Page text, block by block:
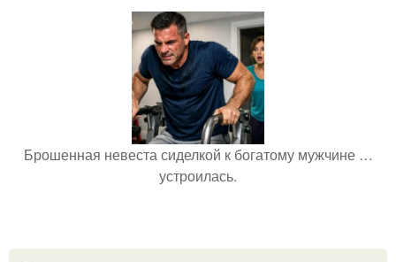
Брошенная невеста сиделкой к богатому мужчине …
устроилась.